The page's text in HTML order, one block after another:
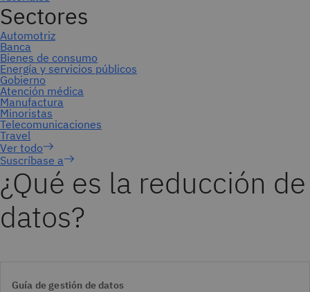
Suscríbase a
¿Qué es la reducción de
datos?
Guía de gestión de datos